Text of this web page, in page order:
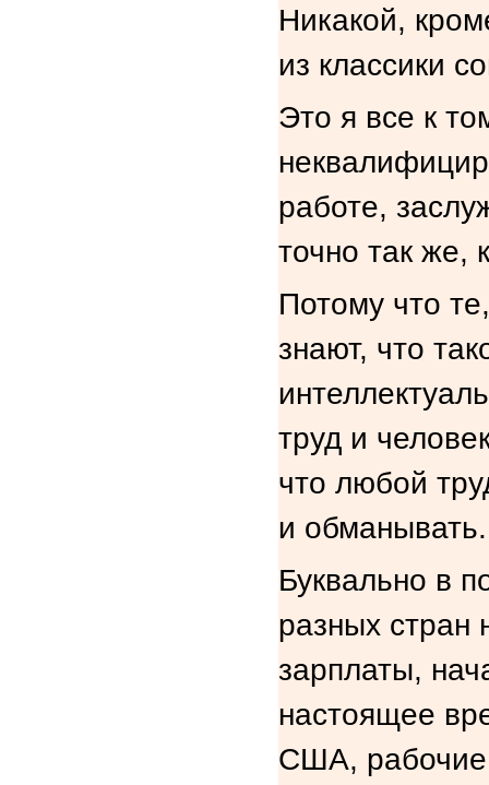
Никакой,
из классики
Это я все к
работе,
точно так же,
Потому что
знают, что
труд и
что любой
и обманывать.
Буквально в
разных стран
зарплаты,
настоящее
США, рабочие